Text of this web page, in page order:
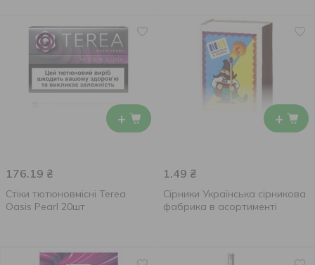
+
176.19 ₴
Стіки тютюновмісні Terea
Oasis Pearl 20шт
+
1.49 ₴
Сірники Українська сірникова
фабрика в асортименті